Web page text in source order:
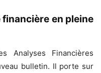
en pleine
Analyses Financières
bulletin. Il porte sur